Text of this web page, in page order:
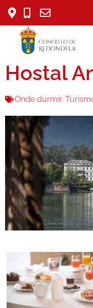
Hostal
Onde durmir,